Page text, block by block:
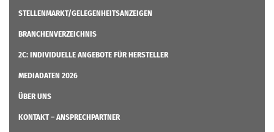
STELLENMARKT/GELEGENHEITSANZEIGEN
BRANCHENVERZEICHNIS
2C: INDIVIDUELLE ANGEBOTE FÜR HERSTELLER
MEDIADATEN 2026
ÜBER UNS
KONTAKT – ANSPRECHPARTNER